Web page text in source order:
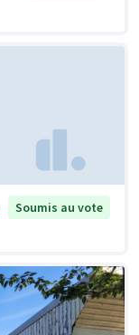
Soumis au vote